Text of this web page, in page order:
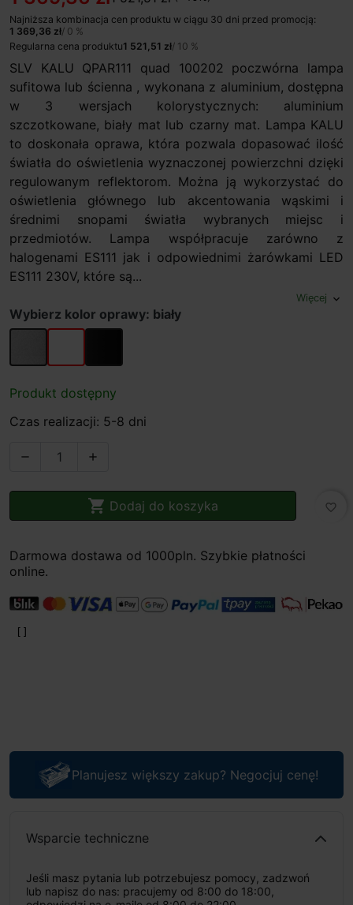
Najniższa kombinacja cen produktu w ciągu 30 dni przed promocją:
1 369,36 zł/ 0 %
Regularna cena produktu1 521,51 zł/ 10 %
SLV KALU QPAR111 quad 100202 poczwórna lampa
sufitowa lub ścienna , wykonana z aluminium, dostępna
w 3 wersjach kolorystycznych: aluminium
szczotkowane, biały mat lub czarny mat. Lampa KALU
to doskonała oprawa, która pozwala dopasować ilość
światła do oświetlenia wyznaczonej powierzchni dzięki
regulowanym reflektorom. Można ją wykorzystać do
oświetlenia głównego lub akcentowania wąskimi i
średnimi snopami światła wybranych miejsc i
przedmiotów. Lampa współpracuje zarówno z
halogenami ES111 jak i odpowiednimi żarówkami LED
ES111 230V, które są...
Więcej expand_more
Wybierz kolor oprawy: biały
alu
biały czarny
Produkt dostępny
Czas realizacji: 5-8 dni
 
 Dodaj do koszyka favorite_border
Darmowa dostawa od 1000pln. Szybkie płatności
online.
Planujesz większy zakup? Negocjuj cenę!
Wsparcie techniczne
Jeśli masz pytania lub potrzebujesz pomocy, zadzwoń
lub napisz do nas: pracujemy od 8:00 do 18:00,